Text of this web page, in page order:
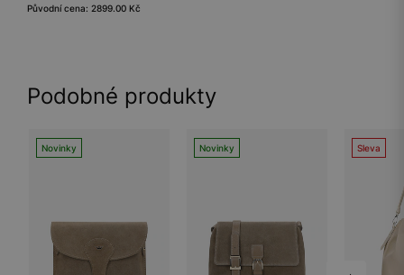
Původní cena: 2899.00 Kč
Podobné produkty
Novinky Novinky Sleva